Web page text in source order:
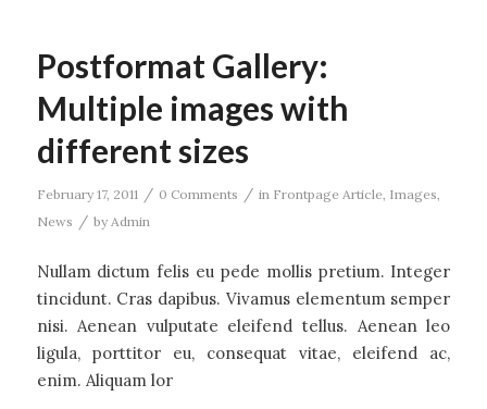
Postformat Gallery:
Multiple images with
different sizes
February 17, 2011 / 0 Comments / in Frontpage Article, Images,
News / by Admin
Nullam dictum felis eu pede mollis pretium. Integer
tincidunt. Cras dapibus. Vivamus elementum semper
nisi. Aenean vulputate eleifend tellus. Aenean leo
ligula, porttitor eu, consequat vitae, eleifend ac,
enim. Aliquam lor